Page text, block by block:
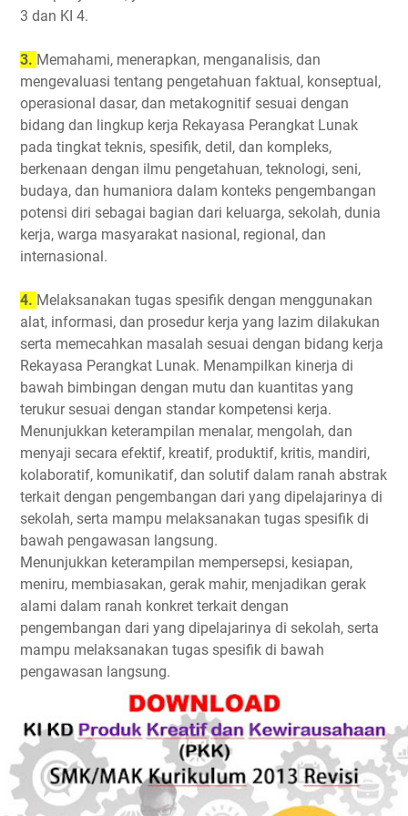
3 dan KI 4.
3. Memahami, menerapkan, menganalisis, dan
mengevaluasi tentang pengetahuan faktual, konseptual,
operasional dasar, dan metakognitif sesuai dengan
bidang dan lingkup kerja Rekayasa Perangkat Lunak
pada tingkat teknis, spesifik, detil, dan kompleks,
berkenaan dengan ilmu pengetahuan, teknologi, seni,
budaya, dan humaniora dalam konteks pengembangan
potensi diri sebagai bagian dari keluarga, sekolah, dunia
kerja, warga masyarakat nasional, regional, dan
internasional.
4. Melaksanakan tugas spesifik dengan menggunakan
alat, informasi, dan prosedur kerja yang lazim dilakukan
serta memecahkan masalah sesuai dengan bidang kerja
Rekayasa Perangkat Lunak. Menampilkan kinerja di
bawah bimbingan dengan mutu dan kuantitas yang
terukur sesuai dengan standar kompetensi kerja.
Menunjukkan keterampilan menalar, mengolah, dan
menyaji secara efektif, kreatif, produktif, kritis, mandiri,
kolaboratif, komunikatif, dan solutif dalam ranah abstrak
terkait dengan pengembangan dari yang dipelajarinya di
sekolah, serta mampu melaksanakan tugas spesifik di
bawah pengawasan langsung.
Menunjukkan keterampilan mempersepsi, kesiapan,
meniru, membiasakan, gerak mahir, menjadikan gerak
alami dalam ranah konkret terkait dengan
pengembangan dari yang dipelajarinya di sekolah, serta
mampu melaksanakan tugas spesifik di bawah
pengawasan langsung.